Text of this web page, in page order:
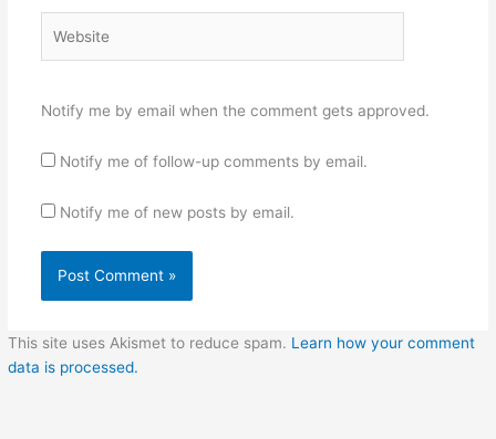
Notify me by email when the comment gets approved.
Notify me of follow-up comments by email.
Notify me of new posts by email.
This site uses Akismet to reduce spam. Learn how your comment
data is processed.